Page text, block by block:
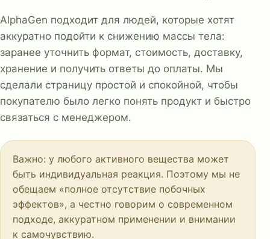
AlphaGen подходит для людей, которые хотят
аккуратно подойти к снижению массы тела:
заранее уточнить формат, стоимость, доставку,
хранение и получить ответы до оплаты. Мы
сделали страницу простой и спокойной, чтобы
покупателю было легко понять продукт и быстро
связаться с менеджером.
Важно: у любого активного вещества может
быть индивидуальная реакция. Поэтому мы не
обещаем «полное отсутствие побочных
эффектов», а честно говорим о современном
подходе, аккуратном применении и внимании
к самочувствию.